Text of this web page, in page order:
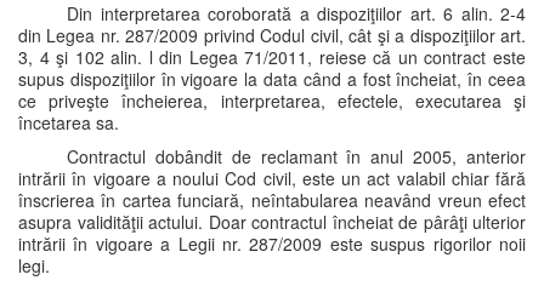
Din interpretarea coroborată a dispoziţiilor art. 6 alin. 2-4
din Legea nr. 287/2009 privind Codul civil, cât şi a dispoziţiilor art.
3, 4 şi 102 alin. l din Legea 71/2011, reiese că un contract este
supus dispoziţiilor în vigoare la data când a fost încheiat, în ceea
ce priveşte încheierea, interpretarea, efectele, executarea şi
încetarea sa.
Contractul dobândit de reclamant în anul 2005, anterior
intrării în vigoare a noului Cod civil, este un act valabil chiar fără
înscrierea în cartea funciară, neîntabularea neavând vreun efect
asupra validităţii actului. Doar contractul încheiat de pârâţi ulterior
intrării în vigoare a Legii nr. 287/2009 este suspus rigorilor noii
legi.